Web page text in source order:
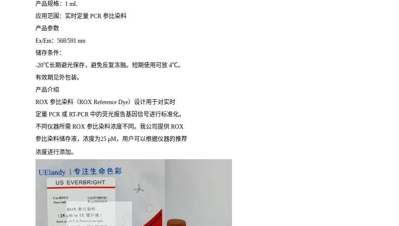
产品规格：1 mL
应用范围：实时定量 PCR 参比染料
产品参数
Ex/Em：568/591 nm
储存条件：
-20℃长期避光保存，避免反复冻融。短期使用可放 4℃。
有效期见外包装。
产品介绍
ROX 参比染料（ROX Reference Dye）设计用于对实时
定量 PCR 或 RT-PCR 中的荧光报告基因信号进行标准化。
不同仪器所需 ROX 参比染料浓度不同。我公司提供 ROX
参比染料储存液，浓度为25 μM，用户可以根据仪器的推荐
浓度进行添加。